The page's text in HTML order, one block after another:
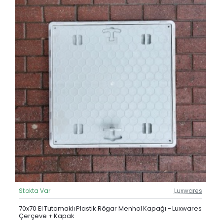
Güncel Fiyat
Yeni Ürün
Stokta Var Luxwares
70x70 El Tutamaklı Plastik Rögar Menhol Kapağı - Luxwares
Çerçeve + Kapak